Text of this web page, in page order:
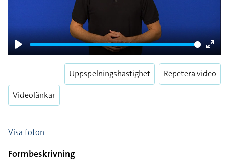
Play
Enter
Videolänkar
Uppspelningshastighet Repetera video
Visa foton
Formbeskrivning